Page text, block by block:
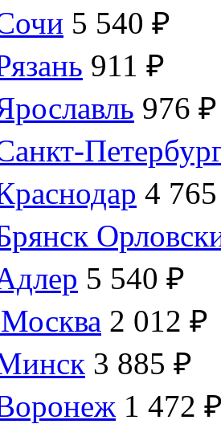
5 540 ₽
911 ₽
976 ₽
4
5 540 ₽
2 012 ₽
3 885 ₽
1 472